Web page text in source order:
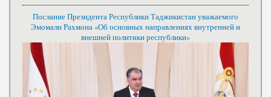
Послание Президента Республики Таджикистан уважаемого
Эмомали Рахмона «Об основных направлениях внутренней и
внешней политики республики»